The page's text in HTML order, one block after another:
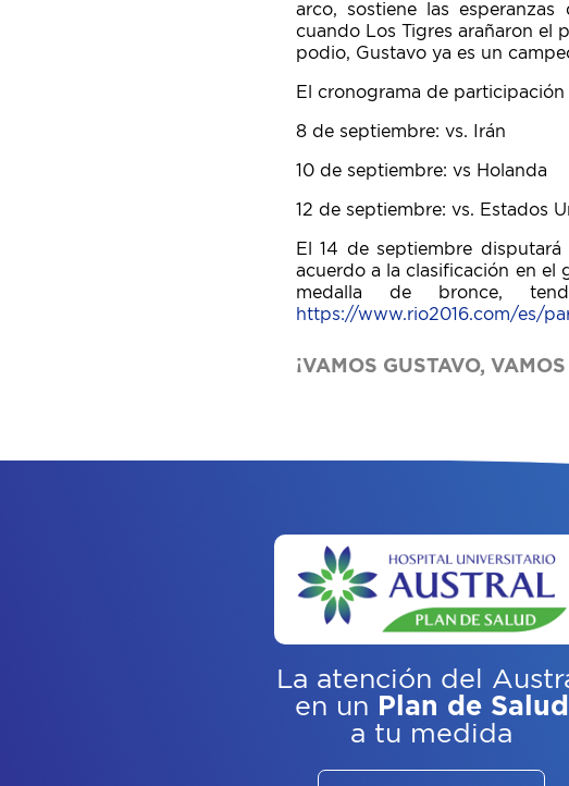
arco, sostiene las
cuando Los Tigres arañaron el
podio, Gustavo ya es un
El cronograma de
8 de septiembre: vs. Irán
10 de septiembre: vs Holanda
12 de septiembre: vs. Estados
El 14 de septiembre
acuerdo a la clasificación en el
medalla de bronce,
https://www.rio2016.com/es/
¡VAMOS GUSTAVO,
La atención del
en un Plan de Salud
a tu medida